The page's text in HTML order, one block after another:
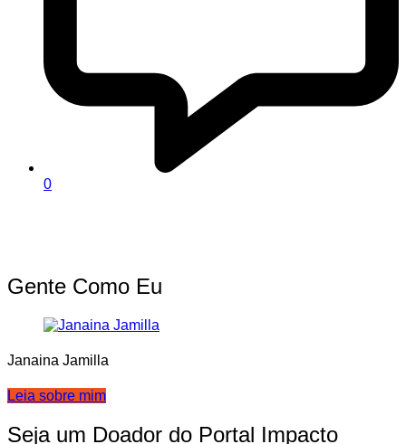
0
Gente Como Eu
Janaina Jamilla
Leia sobre mim
Seja um Doador do Portal Impacto